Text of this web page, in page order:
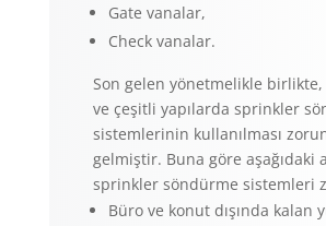
Gate vanalar,
Check vanalar.
Son gelen yönetmelikle birlikte,
ve çeşitli yapılarda sprinkler
sistemlerinin kullanılması
gelmiştir. Buna göre aşağıdaki
sprinkler söndürme sistemleri
Büro ve konut dışında kalan